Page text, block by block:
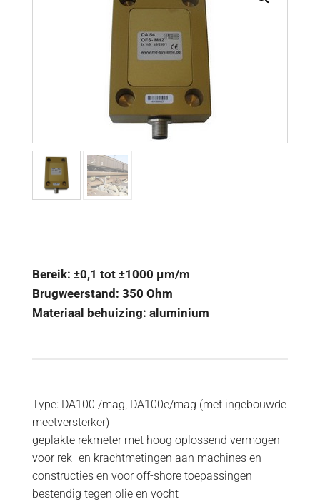
Bereik: ±0,1 tot ±1000 µm/m
Brugweerstand: 350 Ohm
Materiaal behuizing: aluminium
Type: DA100 /mag, DA100e/mag (met ingebouwde
meetversterker)
geplakte rekmeter met hoog oplossend vermogen
voor rek- en krachtmetingen aan machines en
constructies en voor off-shore toepassingen
bestendig tegen olie en vocht